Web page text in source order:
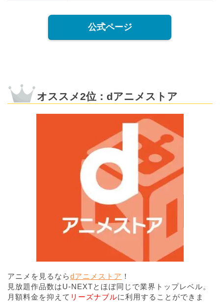
公式ページ
オススメ2位：dアニメストア
アニメを見るならdアニメストア ！
見放題作品数はU-NEXTとほぼ同じで業界トップレベル。
月額料金を抑えて リーズナブルに利用することができま